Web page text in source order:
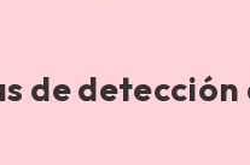
de detección